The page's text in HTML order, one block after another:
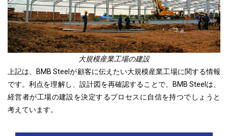
大規模産業工場の建設
上記は、BMB Steelが顧客に伝えたい大規模産業工場に関する情報
です。利点を理解し、設計図を再確認することで、BMB Steelは、
経営者が工場の建設を決定するプロセスに自信を持つでしょうと
考えています。